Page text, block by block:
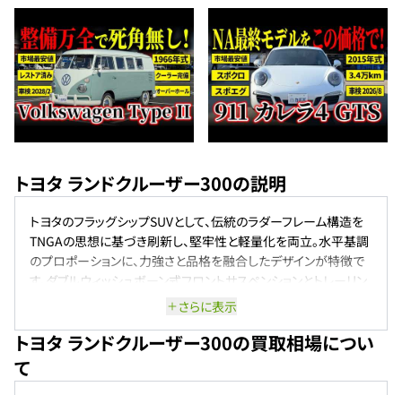
トヨタ ランドクルーザー300の説明
トヨタのフラッグシップSUVとして、伝統のラダーフレーム構造を
TNGAの思想に基づき刷新し、堅牢性と軽量化を両立。水平基調
のプロポーションに、力強さと品格を融合したデザインが特徴で
す。ダブルウィッシュボーン式フロントサスペンションとトレーリン
グリンク式リアサスペンションを採用し、オン・オフロード問わず
高い走行性能を発揮します。また、12.3インチの大画面ディスプレ
イオーディオや、音声認識によるエージェント機能など、先進のコ
さらに表示
トヨタ ランドクルーザー300の買取相場につい
て